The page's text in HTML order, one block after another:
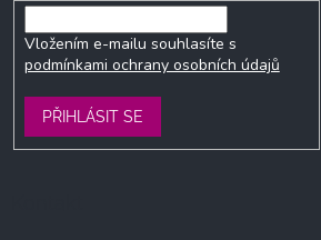
Vložením e-mailu souhlasíte s
podmínkami ochrany osobních údajů
PŘIHLÁSIT SE